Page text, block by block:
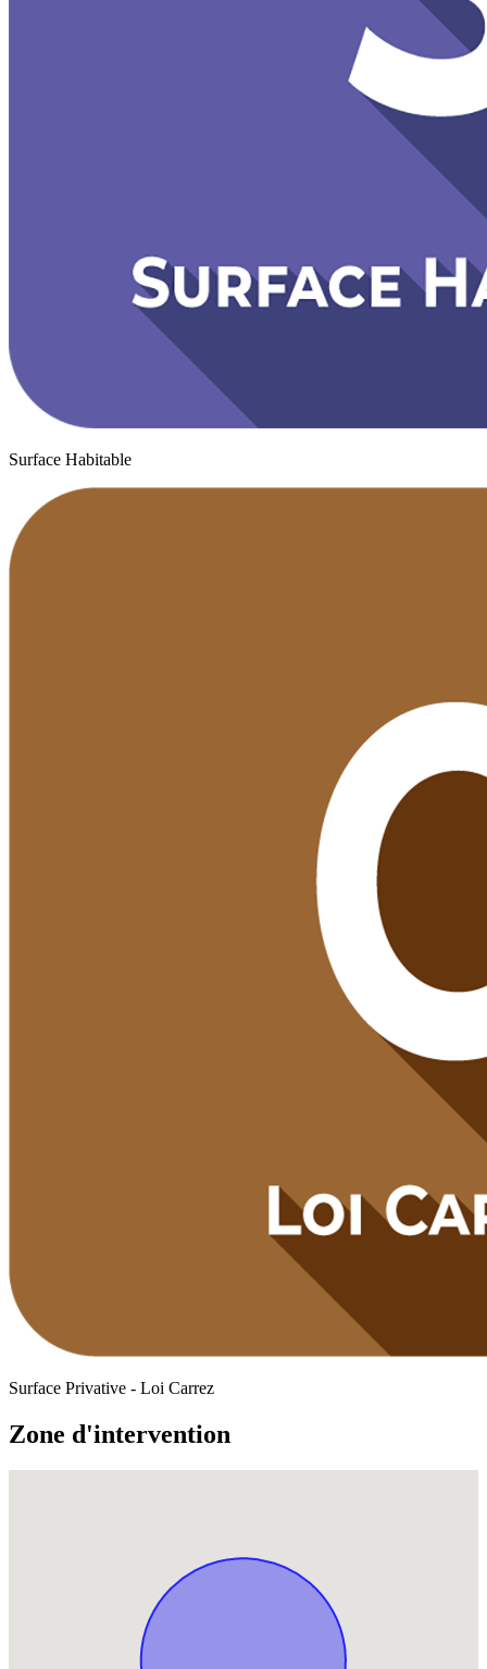
Surface Habitable
Surface Privative - Loi Carrez
Zone d'intervention